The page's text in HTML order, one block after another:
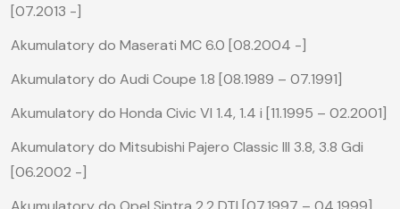
[07.2013 -]
Akumulatory do Maserati MC 6.0 [08.2004 -]
Akumulatory do Audi Coupe 1.8 [08.1989 – 07.1991]
Akumulatory do Honda Civic VI 1.4, 1.4 i [11.1995 – 02.2001]
Akumulatory do Mitsubishi Pajero Classic III 3.8, 3.8 Gdi
[06.2002 -]